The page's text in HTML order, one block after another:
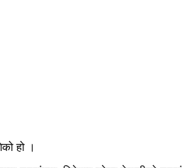
हो ।